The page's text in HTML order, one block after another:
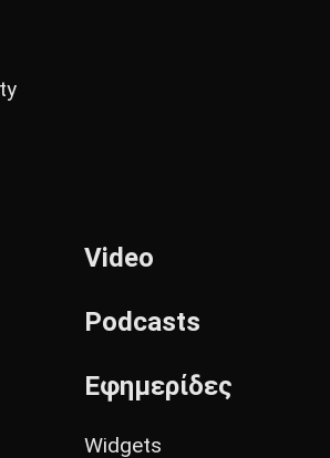
Video
Podcasts
Εφημερίδες
Widgets